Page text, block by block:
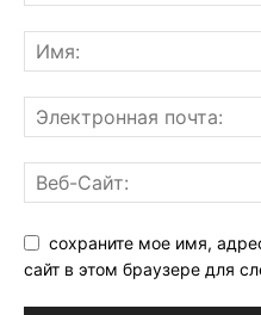
сохраните мое имя,
сайт в этом браузере для